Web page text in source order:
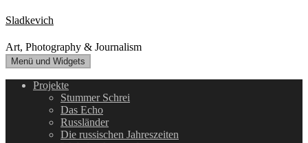
Zum
Inhalt
springen
Sladkevich
Art, Photography & Journalism
Menü und Widgets
Projekte
Stummer Schrei
Das Echo
Russländer
Die russischen Jahreszeiten